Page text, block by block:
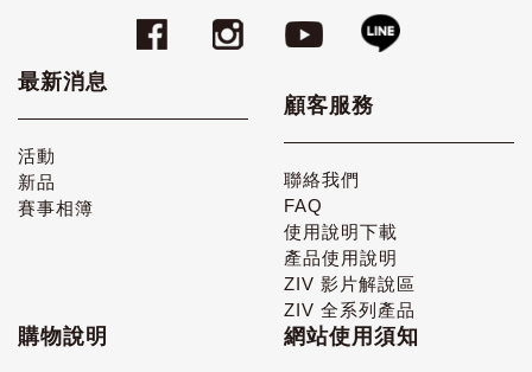
最新消息
活動
新品
賽事相簿
顧客服務
聯絡我們
FAQ
使用說明下載
產品使用說明
ZIV 影片解說區
ZIV 全系列產品
購物說明 網站使用須知